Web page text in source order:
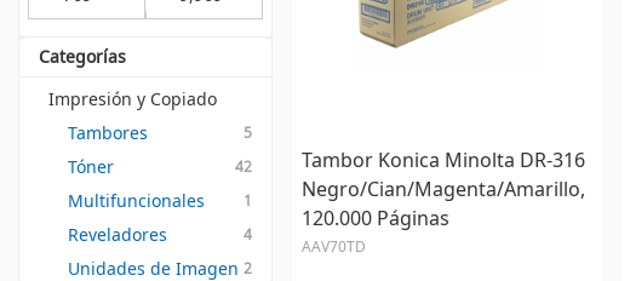
Categorías
Impresión y Copiado
Tambores
5
Tóner 42
Multifuncionales 1
Reveladores 4
Unidades de Imagen 2
Tambor Konica Minolta DR-316
Negro/Cian/Magenta/Amarillo,
120.000 Páginas
AAV70TD